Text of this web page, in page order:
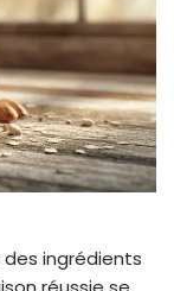
des ingrédients